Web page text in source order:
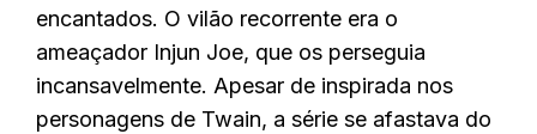
encantados. O vilão recorrente era o
ameaçador Injun Joe, que os perseguia
incansavelmente. Apesar de inspirada nos
personagens de Twain, a série se afastava do